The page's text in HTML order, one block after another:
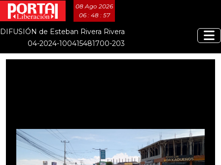
08 Ago 2026
06 : 48 : 59
DIFUSIÓN de Esteban Rivera Rivera
04-2024-100415481700-203